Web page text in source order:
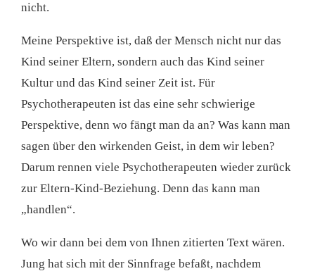
nicht.
Meine Perspektive ist, daß der Mensch nicht nur das
Kind seiner Eltern, sondern auch das Kind seiner
Kultur und das Kind seiner Zeit ist. Für
Psychotherapeuten ist das eine sehr schwierige
Perspektive, denn wo fängt man da an? Was kann man
sagen über den wirkenden Geist, in dem wir leben?
Darum rennen viele Psychotherapeuten wieder zurück
zur Eltern-Kind-Beziehung. Denn das kann man
„handlen“.
Wo wir dann bei dem von Ihnen zitierten Text wären.
Jung hat sich mit der Sinnfrage befaßt, nachdem